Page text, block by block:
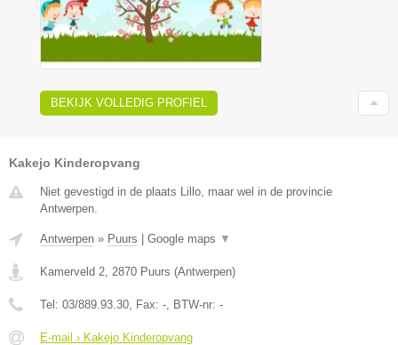
BEKIJK VOLLEDIG PROFIEL
Kakejo Kinderopvang
Niet gevestigd in de plaats Lillo, maar wel in de provincie
Antwerpen.
Antwerpen » Puurs | Google maps ▼
Kamerveld 2 2870 Puurs (Antwerpen)
Tel: 03/889.93.30 , Fax: - , BTW-nr: -
E-mail › Kakejo Kinderopvang